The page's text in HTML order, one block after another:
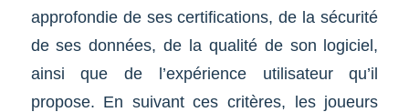
approfondie de ses certifications, de la sécurité
de ses données, de la qualité de son logiciel,
ainsi que de l’expérience utilisateur qu’il
propose. En suivant ces critères, les joueurs